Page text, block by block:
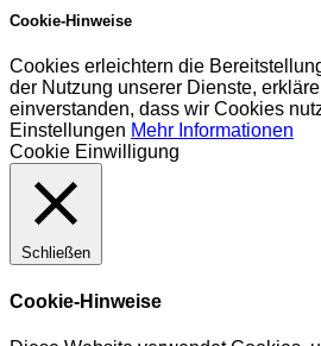
Cookie-Hinweise
Cookies erleichtern die
der Nutzung unserer Dienste,
einverstanden, dass wir Cookies
Einstellungen Mehr Informationen
Cookie Einwilligung
Schließen
Cookie-Hinweise